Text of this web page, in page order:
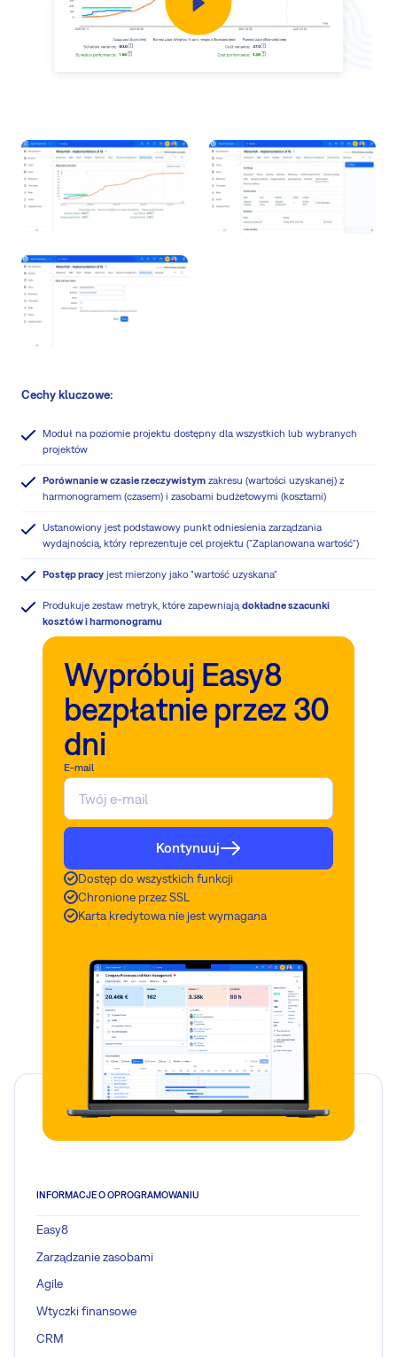
Cechy kluczowe:
Moduł na poziomie projektu dostępny dla wszystkich lub wybranych
projektów
Porównanie w czasie rzeczywistym zakresu (wartości uzyskanej) z
harmonogramem (czasem) i zasobami budżetowymi (kosztami)
Ustanowiony jest podstawowy punkt odniesienia zarządzania
wydajnością, który reprezentuje cel projektu ("Zaplanowana wartość")
Postęp pracy jest mierzony jako "wartość uzyskana"
Produkuje zestaw metryk, które zapewniają dokładne szacunki
kosztów i harmonogramu
Wypróbuj Easy8
bezpłatnie przez 30
dni
E-mail
Kontynuuj
Dostęp do wszystkich funkcji
Chronione przez SSL
Karta kredytowa nie jest wymagana
INFORMACJE O OPROGRAMOWANIU
Easy8
Zarządzanie zasobami
Agile
Wtyczki finansowe
CRM